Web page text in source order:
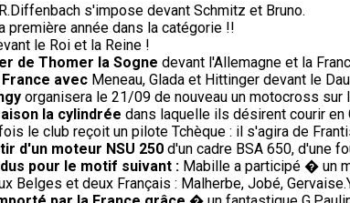
R.Diffenbach s'impose devant Schmitz et Bruno.
première année dans la catégorie !!
le Roi et la Reine !
de Thomer la Sogne devant l'Allemagne et la
avec Meneau, Glada et Hittinger devant le
organisera le 21/09 de nouveau un motocross
la cylindrée dans laquelle ils désirent courir en
le club reçoit un pilote Tchèque : il s'agira de
d'un moteur NSU 250 d'un cadre BSA 650, d'une
pour le motif suivant : Mabille a participé � un
Belges et deux Français : Malherbe, Jobé,